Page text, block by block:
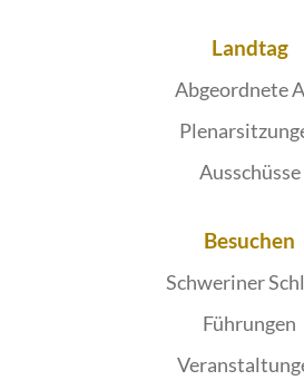
Landtag
Abgeordnete
Ausschüsse
Besuchen
Schweriner
Führungen